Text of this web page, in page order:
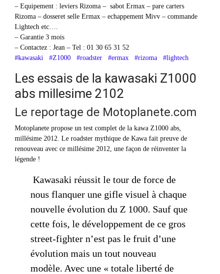
– Equipement : leviers Rizoma – sabot Ermax – pare carters
Rizoma – dosseret selle Ermax – echappement Mivv – commande
Lightech etc….
– Garantie 3 mois
– Contactez : Jean – Tel : 01 30 65 31 52
#kawasaki
#Z1000 #roadster #ermax #rizoma #lightech
Les essais de la kawasaki Z1000
abs millesime 2102
Le reportage de Motoplanete.com
Motoplanete propose un test complet de la kawa Z1000 abs,
millésime 2012. Le roadster mythique de Kawa fait preuve de
renouveau avec ce millésime 2012, une façon de réinventer la
légende !
Kawasaki réussit le tour de force de
nous flanquer une gifle visuel à chaque
nouvelle évolution du Z 1000. Sauf que
cette fois, le développement de ce gros
street-fighter n’est pas le fruit d’une
évolution mais un tout nouveau
modèle. Avec une « totale liberté de